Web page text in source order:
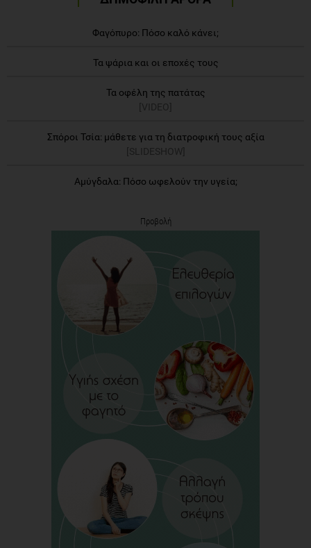
Φαγόπυρο: Πόσο καλό κάνει;
Τα ψάρια και οι εποχές τους
Τα οφέλη της πατάτας
[VIDEO]
Σπόροι Τσία: μάθετε για τη διατροφική τους αξία
[SLIDESHOW]
Αμύγδαλα: Πόσο ωφελούν την υγεία;
Προβολή